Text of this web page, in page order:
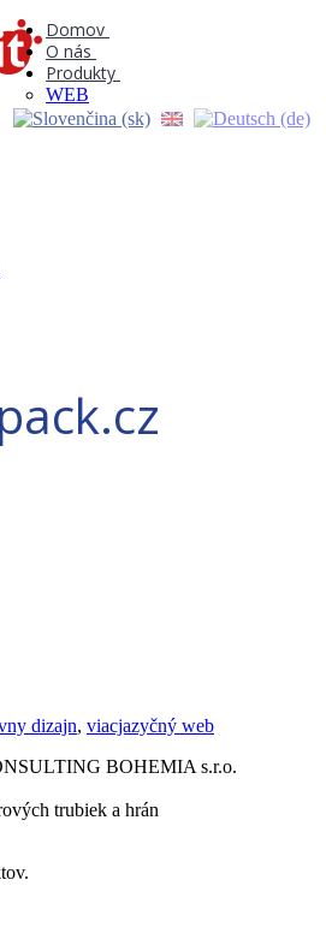
Domov
O nás
Produkty
WEB
dizajn, viacjazyčný web
BOHEMIA s.r.o.
trubiek a hrán